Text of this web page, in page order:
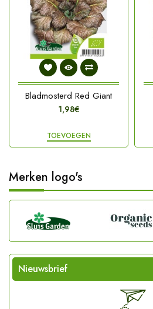
Bladmosterd Red Giant
1,98€
TOEVOEGEN
Merken logo's
Nieuwsbrief